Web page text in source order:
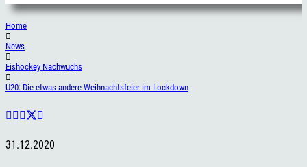
Home
News
Eishockey Nachwuchs
U20: Die etwas andere Weihnachtsfeier im Lockdown
31.12.2020